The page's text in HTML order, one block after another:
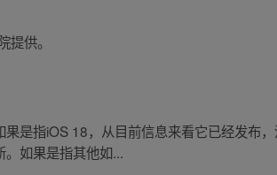
供。
果是指iOS 18，从目前信息来看它已经发布
如果是指其他如...